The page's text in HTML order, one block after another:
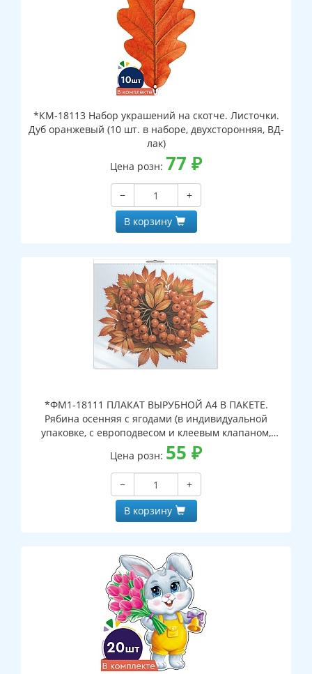
*КМ-18113 Набор украшений на скотче. Листочки.
Дуб оранжевый (10 шт. в наборе, двухсторонняя, ВД-
лак)
Цена розн: 77 ₽
−
+
В корзину
*ФМ1-18111 ПЛАКАТ ВЫРУБНОЙ А4 В ПАКЕТЕ.
Рябина осенняя с ягодами (в индивидуальной
упаковке, с европодвесом и клеевым клапаном,
двухсторонний, ВД-лак)
Цена розн: 55 ₽
−
+
В корзину